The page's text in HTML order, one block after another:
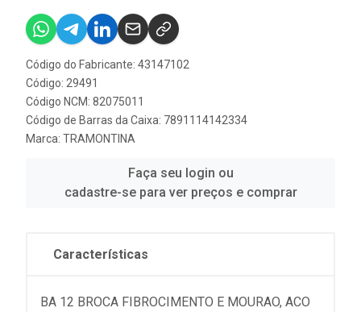
Código do Fabricante: 43147102
Código: 29491
Código NCM: 82075011
Código de Barras da Caixa: 7891114142334
Marca: TRAMONTINA
Faça seu login ou
cadastre-se para ver preços e comprar
Características
BA 12 BROCA FIBROCIMENTO E MOURAO, ACO